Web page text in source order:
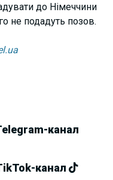
до Німеччини
не подадуть позов.
канал
канал